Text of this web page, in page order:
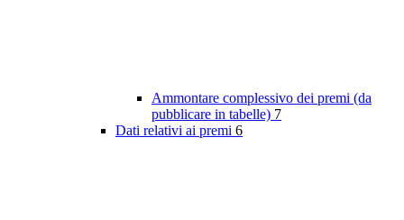
Ammontare complessivo dei premi (da
pubblicare in tabelle) 7
Dati relativi ai premi 6